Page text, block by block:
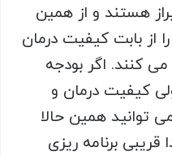
هستند و از همین
از بابت کیفیت درمان
کنند. اگر بودجه
کیفیت درمان و
توانید همین حالا
برنامه ریزی